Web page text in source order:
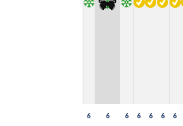
6 6 6 6 6 6 6